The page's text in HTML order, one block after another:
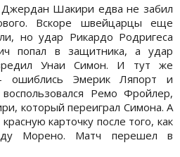
Джердан Шакири едва не забил
Вскоре швейцарцы еще
но удар Рикардо Родригеса
попал в защитника, а удар
Унаи Симон. И тут же
ошиблись Эмерик Ляпорт и
Ремо Фройлер,
который переиграл Симона. А
карточку после того, как
Морено. Матч перешел в